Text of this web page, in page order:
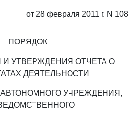
от 28 февраля 2011 г. N 108
ПОРЯДОК
И УТВЕРЖДЕНИЯ ОТЧЕТА О
ДЕЯТЕЛЬНОСТИ
УЧРЕЖДЕНИЯ,